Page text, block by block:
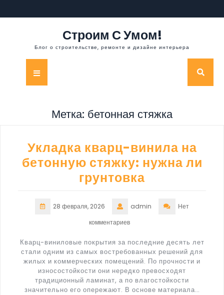
к
Строим С Умом!
Блог о строительстве, ремонте и дизайне интерьера
Кнопка
Метка: бетонная стяжка
Укладка кварц-винила на
бетонную стяжку: нужна ли
грунтовка
28 февраля, 2026 admin
Нет
комментариев
Кварц-виниловые покрытия за последние десять лет
стали одним из самых востребованных решений для
жилых и коммерческих помещений. По прочности и
износостойкости они нередко превосходят
традиционный ламинат, а по влагостойкости
значительно его опережают. В основе материала…